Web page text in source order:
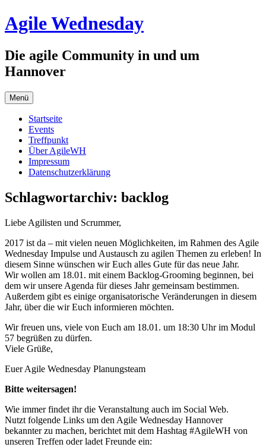
Zum
Inhalt
Agile Wednesday
Die agile Community in und um
Hannover
Menü
Startseite
Events
Treffpunkt
Über AgileWH
Impressum
Datenschutzerklärung
Schlagwortarchiv: backlog
Liebe Agilisten und Scrummer,
2017 ist da – mit vielen neuen Möglichkeiten, im Rahmen des Agile
Wednesday Impulse und Austausch zu agilen Themen zu erleben! In
diesem Sinne wünschen wir Euch alles Gute für das neue Jahr.
Wir wollen am 18.01. mit einem Backlog-Grooming beginnen, bei
dem wir unsere Agenda für dieses Jahr gemeinsam bestimmen.
Außerdem gibt es einige organisatorische Veränderungen in diesem
Jahr, über die wir Euch informieren möchten.
Wir freuen uns, viele von Euch am 18.01. um 18:30 Uhr im Modul
57 begrüßen zu dürfen.
Viele Grüße,
Euer Agile Wednesday Planungsteam
Bitte weitersagen!
Wie immer findet ihr die Veranstaltung auch im Social Web.
Nutzt folgende Links um den Agile Wednesday Hannover
bekannter zu machen, berichtet mit dem Hashtag #AgileWH von
unseren Treffen oder ladet Freunde ein: